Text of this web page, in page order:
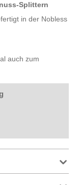
Splittern
in der Nobless
auch zum